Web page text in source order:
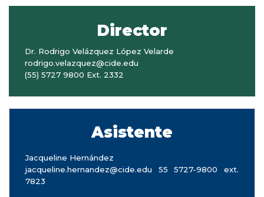
Director
Dr. Rodrigo Velázquez López Velarde
rodrigo.velazquez@cide.edu
(55) 5727 9800 Ext. 2332
Asistente
Jacqueline Hernández
jacqueline.hernandez@cide.edu 55 5727-9800 ext.
7823